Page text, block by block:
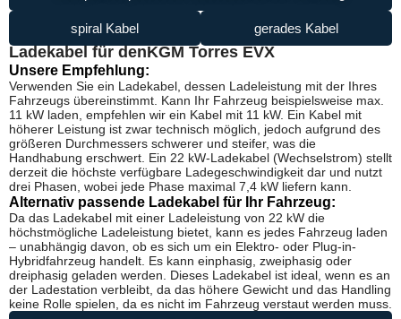
spiral Kabel gerades Kabel
Ladekabel für denKGM Torres EVX
Unsere Empfehlung:
Verwenden Sie ein Ladekabel, dessen Ladeleistung mit der Ihres
Fahrzeugs übereinstimmt. Kann Ihr Fahrzeug beispielsweise max.
11 kW laden, empfehlen wir ein Kabel mit 11 kW. Ein Kabel mit
höherer Leistung ist zwar technisch möglich, jedoch aufgrund des
größeren Durchmessers schwerer und steifer, was die
Handhabung erschwert. Ein 22 kW-Ladekabel (Wechselstrom) stellt
derzeit die höchste verfügbare Ladegeschwindigkeit dar und nutzt
drei Phasen, wobei jede Phase maximal 7,4 kW liefern kann.
Alternativ passende Ladekabel für Ihr Fahrzeug:
Da das Ladekabel mit einer Ladeleistung von 22 kW die
höchstmögliche Ladeleistung bietet, kann es jedes Fahrzeug laden
– unabhängig davon, ob es sich um ein Elektro- oder Plug-in-
Hybridfahrzeug handelt. Es kann einphasig, zweiphasig oder
dreiphasig geladen werden. Dieses Ladekabel ist ideal, wenn es an
der Ladestation verbleibt, da das höhere Gewicht und das Handling
keine Rolle spielen, da es nicht im Fahrzeug verstaut werden muss.